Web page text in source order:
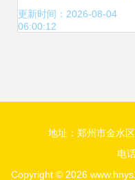
制菜引发网友热议
更新时间：2026-08-04
06:00:12
地址：郑州市金水
电
Copyright © 2026